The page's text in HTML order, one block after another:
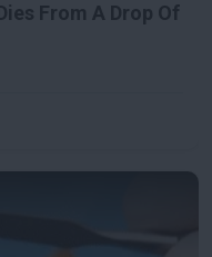
From A Drop Of